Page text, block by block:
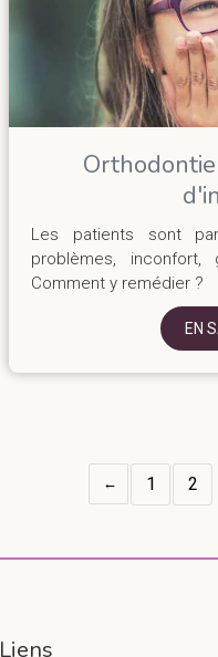
Les patients sont
problèmes, inconfort,
Comment y remédier ?
EN
1 2
Liens